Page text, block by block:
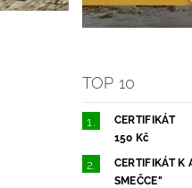
TOP 10
CERTIFIKÁT
150 Kč
CERTIFIKÁT K
SMEČCE"